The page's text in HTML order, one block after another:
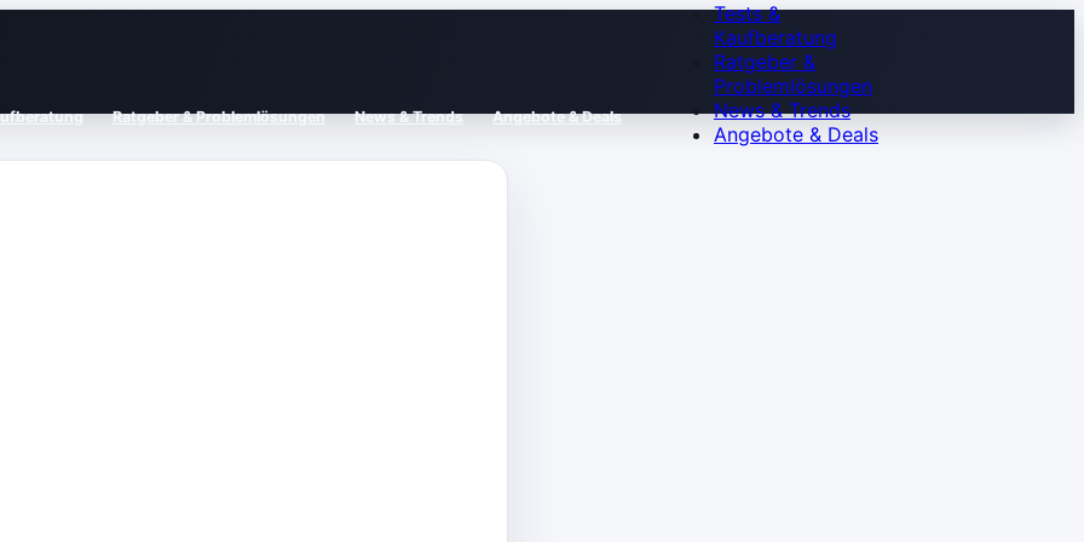
Ratgeber & Problemlösungen News & Trends Angebote & Deals
Tests &
Kaufberatung
Ratgeber &
Problemlösungen
News & Trends
Angebote & Deals